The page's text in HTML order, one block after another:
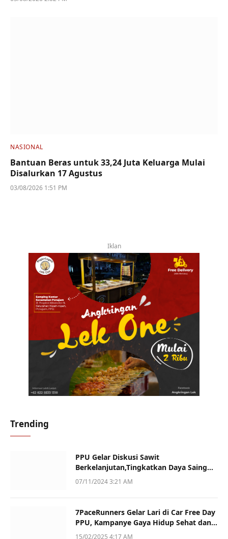
NASIONAL
Bantuan Beras untuk 33,24 Juta Keluarga Mulai
Disalurkan 17 Agustus
03/08/2026 1:51 PM
Iklan
Trending
PPU Gelar Diskusi Sawit
Berkelanjutan,Tingkatkan Daya Saing
dan Kualitas
07/11/2024 3:21 AM
7PaceRunners Gelar Lari di Car Free Day
PPU, Kampanye Gaya Hidup Sehat dan
Dukung UMKM
15/02/2025 4:17 AM